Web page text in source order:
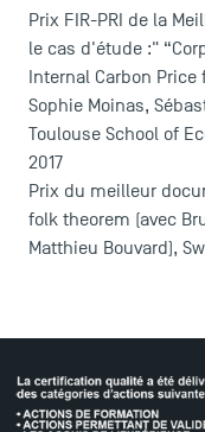
Prix FIR-PRI de la
le cas d'étude :"
Internal Carbon Price
Sophie Moinas,
Toulouse School of
2017
Prix du meilleur
folk theorem (avec
Matthieu Bouvard),